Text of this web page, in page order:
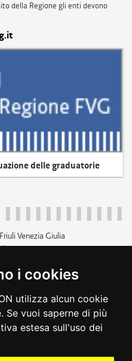
i cookies
utilizza alcun cookie
Se vuoi saperne di più
estesa sull'uso dei
della Regione gli enti devono
delle graduatorie
Venezia Giulia
00526040324
trasparente
dichiarazione di
preferenze cookie